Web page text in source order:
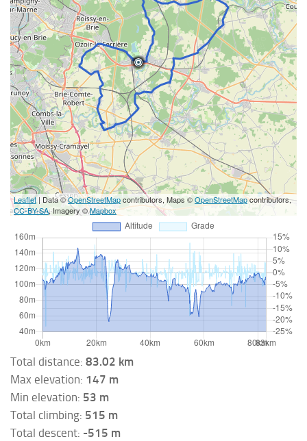
Leaflet| Data ©OpenStreetMapcontributors, Maps ©OpenStreetMapcontributors,
CC-BY-SA, Imagery ©Mapbox
Total distance: 83.02 km
Max elevation: 147 m
Min elevation: 53 m
Total climbing: 515 m
Total descent: -515 m